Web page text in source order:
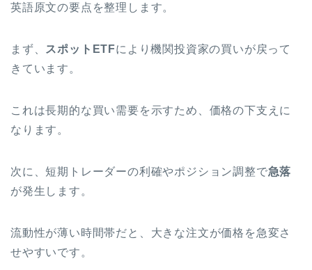
英語原文の要点を整理します。
まず、 スポットETFにより機関投資家の買いが戻って
きています。
これは長期的な買い需要を示すため、価格の下支えに
なります。
次に、短期トレーダーの利確やポジション調整で急落
が発生します。
流動性が薄い時間帯だと、大きな注文が価格を急変さ
せやすいです。